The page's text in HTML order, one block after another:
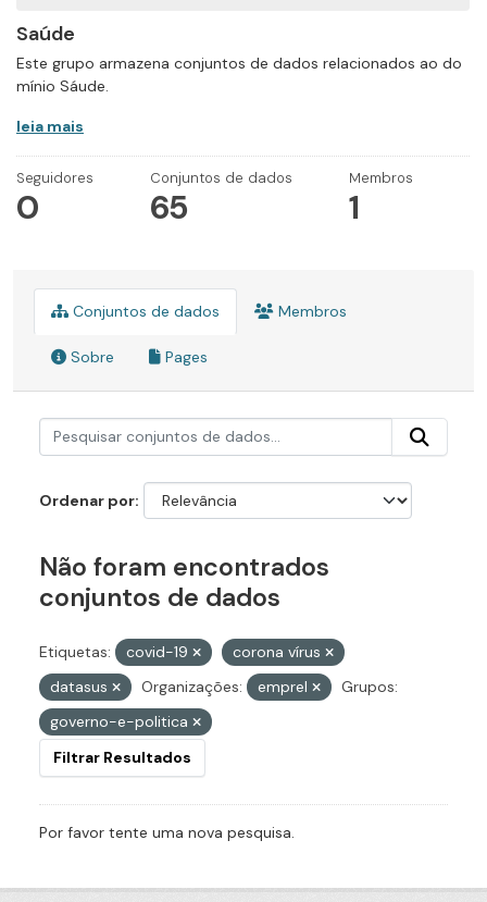
Saúde
Este grupo armazena conjuntos de dados relacionados ao do
mínio Sáude.
leia mais
Seguidores
0
Conjuntos de dados
65
Membros
1
Conjuntos de dados Membros
Sobre Pages
Ordenar por
Não foram encontrados
conjuntos de dados
Etiquetas: covid-19
corona vírus
datasus
Organizações: emprel
Grupos:
governo-e-politica
Filtrar Resultados
Por favor tente uma nova pesquisa.